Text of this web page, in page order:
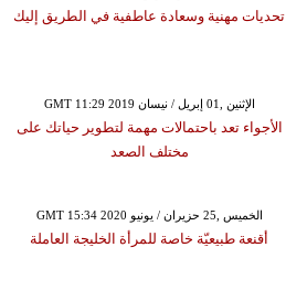
تحديات مهنية وسعادة عاطفية في الطريق إليك
GMT 11:29 2019 الإثنين ,01 إبريل / نيسان
الأجواء تعد باحتمالات مهمة لتطوير حياتك على
مختلف الصعد
GMT 15:34 2020 الخميس ,25 حزيران / يونيو
أقنعة طبيعيّة خاصة للمرأة الخليجة العاملة